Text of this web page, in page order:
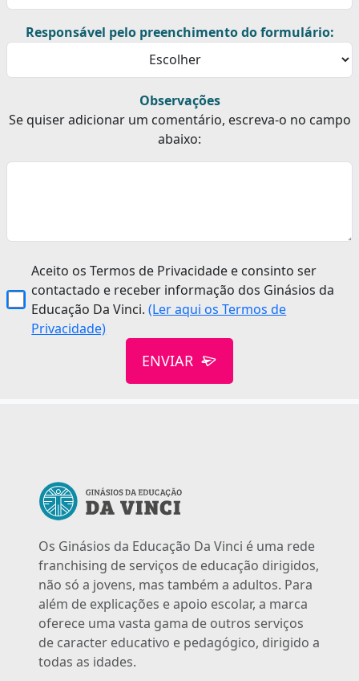
Responsável pelo preenchimento do formulário:
Observações
Se quiser adicionar um comentário, escreva-o no campo
abaixo:
Aceito os Termos de Privacidade e consinto ser
contactado e receber informação dos Ginásios da
Educação Da Vinci.(Ler aqui os Termos de
Privacidade)
ENVIAR
Os Ginásios da Educação Da Vinci é uma rede
franchising de serviços de educação dirigidos,
não só a jovens, mas também a adultos. Para
além de explicações e apoio escolar, a marca
oferece uma vasta gama de outros serviços
de caracter educativo e pedagógico, dirigido a
todas as idades.